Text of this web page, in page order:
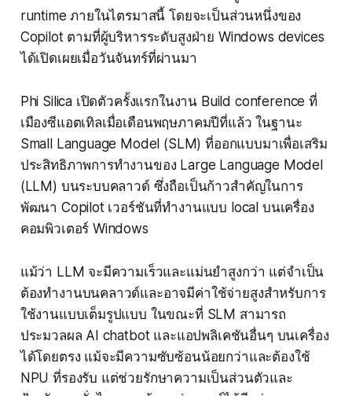
runtime ภายในไตรมาสนี้ โดยจะเป็นส่วนหนึ่งของ
Copilot ตามที่ผู้บริหารระดับสูงฝ่าย Windows devices
ได้เปิดเผยเมื่อวันจันทร์ที่ผ่านมา
Phi Silica เปิดตัวครั้งแรกในงาน Build conference ที่
เมืองซีแอตเทิลเมื่อเดือนพฤษภาคมปีที่แล้ว ในฐานะ
Small Language Model (SLM) ที่ออกแบบมาเพื่อเสริม
ประสิทธิภาพการทำงานของ Large Language Model
(LLM) บนระบบคลาวด์ ซึ่งถือเป็นก้าวสำคัญในการ
พัฒนา Copilot เวอร์ชันที่ทำงานแบบ local บนเครื่อง
คอมพิวเตอร์ Windows
แม้ว่า LLM จะมีความเร็วและแม่นยำสูงกว่า แต่จำเป็น
ต้องทำงานบนคลาวด์และอาจมีค่าใช้จ่ายสูงสำหรับการ
ใช้งานแบบเต็มรูปแบบ ในขณะที่ SLM สามารถ
ประมวลผล AI chatbot และแอปพลิเคชันอื่นๆ บนเครื่อง
ได้โดยตรง แม้จะมีความซับซ้อนน้อยกว่าและต้องใช้
NPU ที่รองรับ แต่ช่วยรักษาความเป็นส่วนตัวและ